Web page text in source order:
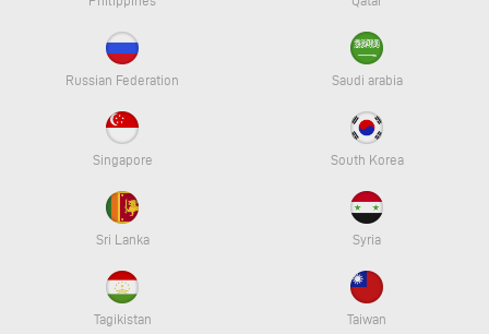
Russian Federation Saudi arabia
Singapore South Korea
Sri Lanka Syria
Tagikistan Taiwan